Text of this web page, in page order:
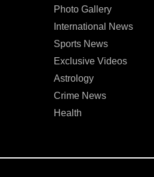
Photo Gallery
International News
Sports News
Exclusive Videos
Astrology
Crime News
Health